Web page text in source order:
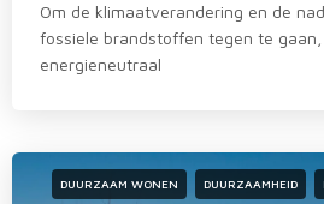
Om de klimaatverandering en de
fossiele brandstoffen tegen te
energieneutraal
DUURZAAM WONEN DUURZAAMHEID